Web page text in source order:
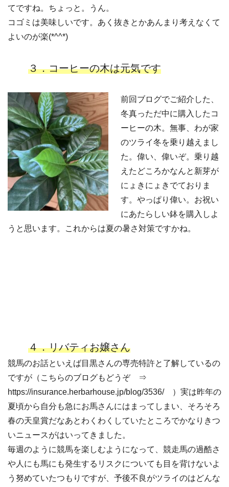
てですね。ちょっと。うん。
コゴミは美味しいです。あく抜きとかあんまり考えなくて
よいのが楽(*^^*)
３．コーヒーの木は元気です
前回ブログでご紹介した、
冬真っただ中に購入したコ
ーヒーの木。無事、わが家
のツライ冬を乗り越えまし
た。偉い、偉いぞ。乗り越
えたどころかなんと新芽が
にょきにょきでておりま
す。やっぱり偉い。お祝い
にあたらしい鉢を購入しよ
うと思います。これからは夏の暑さ対策ですかね。
４．リバティお嬢さん
競馬のお話といえば目黒さんの専売特許と了解しているの
ですが（こちらのブログもどうぞ ⇒
https://insurance.herbarhouse.jp/blog/3536/ ）実は昨年の
夏頃から自分も急にお馬さんにはまってしまい、そろそろ
春の天皇賞だなあとわくわくしていたところでかなりきつ
いニュースがはいってきました。
毎週のように競馬を楽しむようになって、競走馬の過酷さ
や人にも馬にも発生するリスクについても目を背けないよ
う努めていたつもりですが、予後不良がツライのはどんな